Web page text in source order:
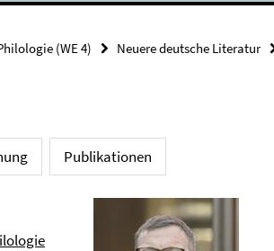
(WE 4) Neuere deutsche Literatur
Publikationen